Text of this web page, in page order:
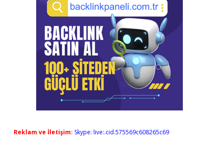
Reklam ve İletişim: Skype: live:.cid.575569c608265c69